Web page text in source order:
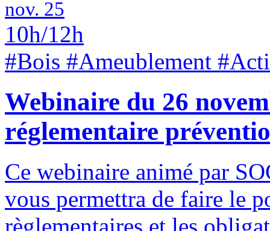
nov. 25
10h/12h
#Bois #Ameublement
Webinaire du 26
réglementaire
Ce webinaire animé par
vous permettra de faire le
règlementaires et les